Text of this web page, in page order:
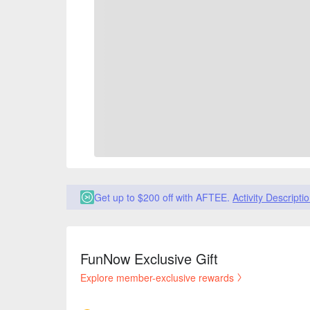
Get up to $200 off with AFTEE. Activity
FunNow Exclusive Gift
Explore member-exclusive rewards